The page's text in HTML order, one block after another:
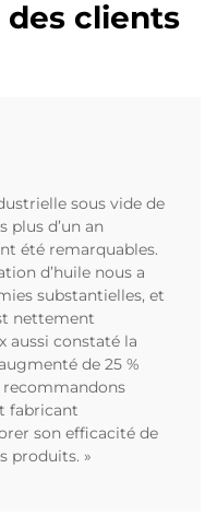
clients
sous vide de
plus d’un an
été remarquables.
d’huile nous a
substantielles, et
nettement
aussi constaté la
de 25 %
recommandons
fabricant
son efficacité de
produits. »